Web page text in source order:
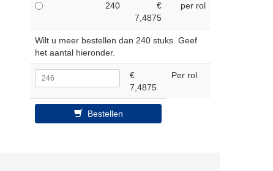
240
€
7,4875
per rol
Wilt u meer bestellen dan 240 stuks. Geef
het aantal hieronder.
€
7,4875
Per rol
Bestellen